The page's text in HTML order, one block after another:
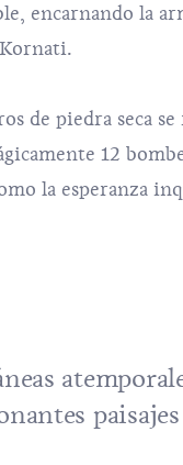
encarnando la
de piedra seca
12
la esperanza